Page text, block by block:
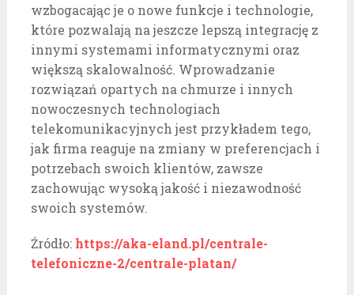
wzbogacając je o nowe funkcje i technologie,
które pozwalają na jeszcze lepszą integrację z
innymi systemami informatycznymi oraz
większą skalowalność. Wprowadzanie
rozwiązań opartych na chmurze i innych
nowoczesnych technologiach
telekomunikacyjnych jest przykładem tego,
jak firma reaguje na zmiany w preferencjach i
potrzebach swoich klientów, zawsze
zachowując wysoką jakość i niezawodność
swoich systemów.
Źródło: https://aka-eland.pl/centrale-
telefoniczne-2/centrale-platan/